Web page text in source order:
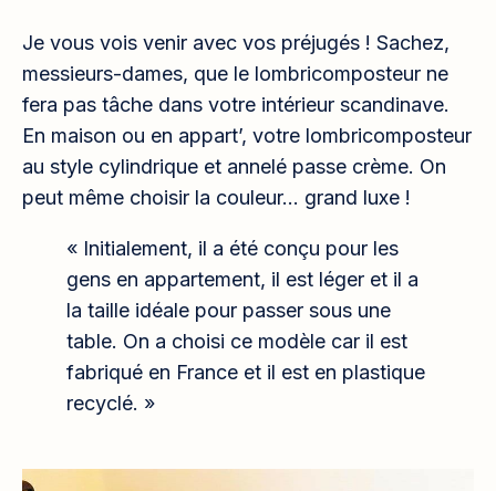
Je vous vois venir avec vos préjugés ! Sachez,
messieurs-dames, que le lombricomposteur ne
fera pas tâche dans votre intérieur scandinave.
En maison ou en appart’, votre lombricomposteur
au style cylindrique et annelé passe crème. On
peut même choisir la couleur… grand luxe !
« Initialement, il a été conçu pour les
gens en appartement, il est léger et il a
la taille idéale pour passer sous une
table. On a choisi ce modèle car il est
fabriqué en France et il est en plastique
recyclé. »